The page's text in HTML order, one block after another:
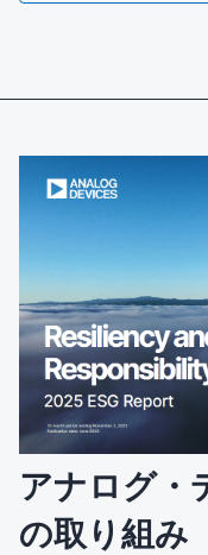
アナログ・
の取り組み